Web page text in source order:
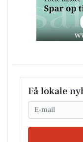
Få lokale
Email